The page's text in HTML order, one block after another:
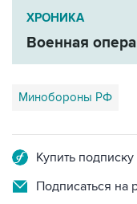
ХРОНИКА
Военная
Минобороны РФ
Купить
Подписаться на